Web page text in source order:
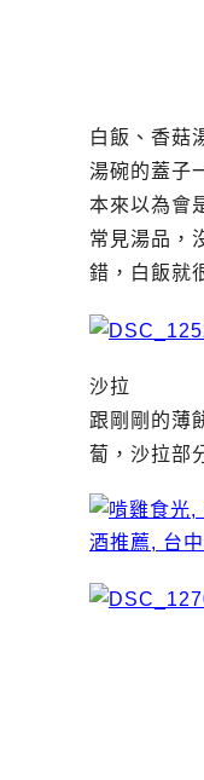
白飯、香菇
湯碗的蓋子
本來以為會
常見湯品，
錯，白飯就
沙拉
跟剛剛的薄
蔔，沙拉部